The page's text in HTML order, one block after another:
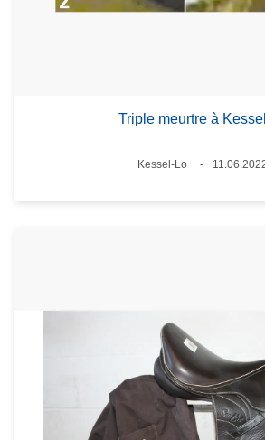
Triple meurtre à
Standort
Kessel-Lo